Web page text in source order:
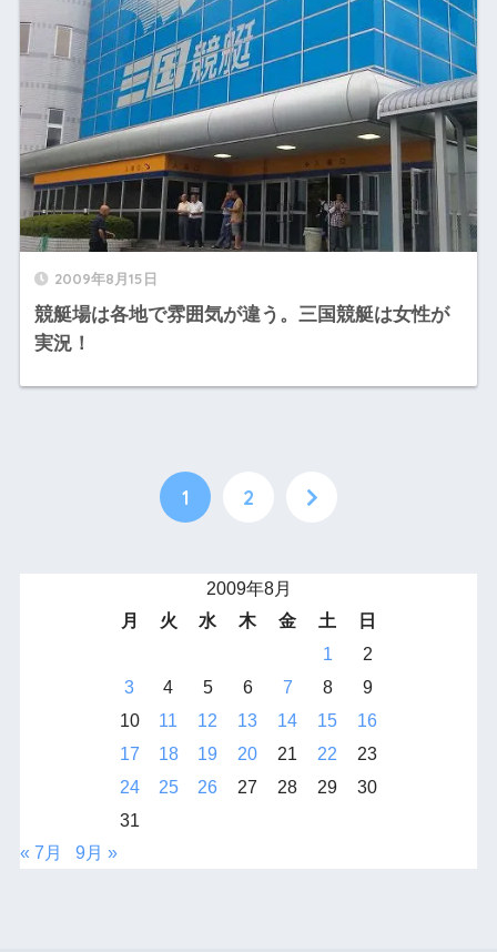
2009年8月15日
競艇場は各地で雰囲気が違う。三国競艇は女性が
実況！
1 2
2009年8月
月
火 水 木 金 土
日
1
2
3
4 5 6 7 8
9
10
11 12 13 14 15
16
17
18 19 20 21 22
23
24
25 26 27 28 29
30
31
« 7月
9月 »